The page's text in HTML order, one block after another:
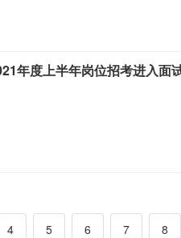
年度上半年岗位招考进入面
4 5 6 7 8